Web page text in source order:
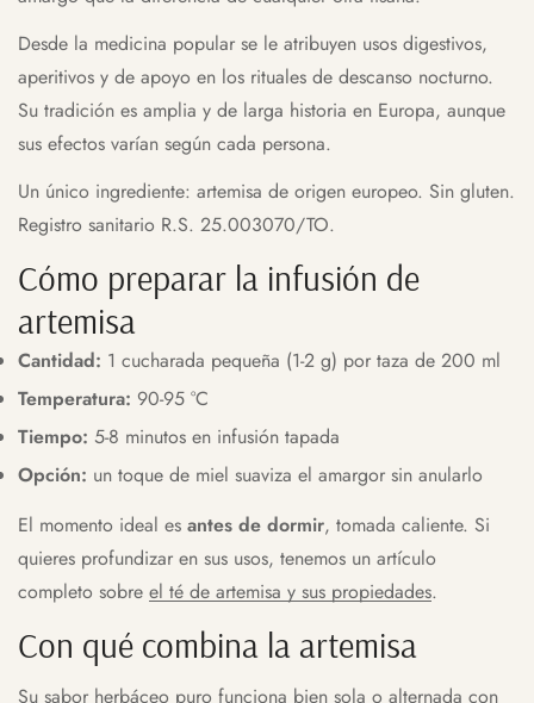
Desde la medicina popular se le atribuyen usos digestivos,
aperitivos y de apoyo en los rituales de descanso nocturno.
Su tradición es amplia y de larga historia en Europa, aunque
sus efectos varían según cada persona.
Un único ingrediente: artemisa de origen europeo. Sin gluten.
Registro sanitario R.S. 25.003070/TO.
Cómo preparar la infusión de
artemisa
Cantidad: 1 cucharada pequeña (1-2 g) por taza de 200 ml
Temperatura: 90-95 °C
Tiempo: 5-8 minutos en infusión tapada
Opción: un toque de miel suaviza el amargor sin anularlo
El momento ideal es antes de dormir, tomada caliente. Si
quieres profundizar en sus usos, tenemos un artículo
completo sobre el té de artemisa y sus propiedades.
Con qué combina la artemisa
Su sabor herbáceo puro funciona bien sola o alternada con